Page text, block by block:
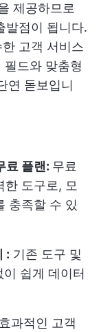
제공하므로
발점이 됩니다.
고객 서비스
드와 맞춤형
연 돋보입니
료 플랜: 무료
한 도구로, 모
충족할 수 있
: 기존 도구 및
쉽게 데이터
과적인 고객